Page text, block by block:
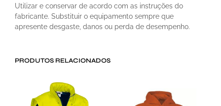
Utilizar e conservar de acordo com as instruções do
fabricante. Substituir o equipamento sempre que
apresente desgaste, danos ou perda de desempenho.
PRODUTOS RELACIONADOS